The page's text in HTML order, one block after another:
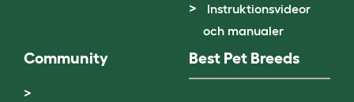
Instruktionsvideor
och manualer
Community Best Pet Breeds